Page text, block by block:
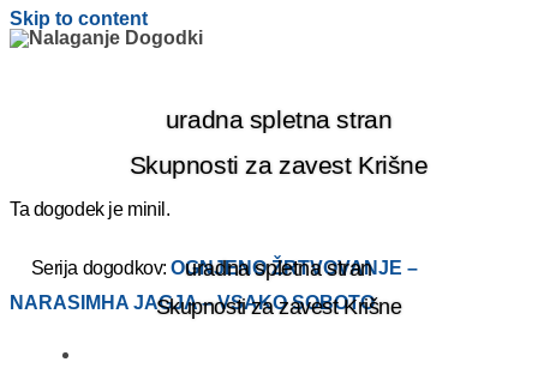
Skip to content
uradna spletna stran
Skupnosti za zavest Krišne
uradna spletna stran
Skupnosti za zavest Krišne
Ta dogodek je minil.
Serija dogodkov:OGNJENO ŽRTVOVANJE –
NARASIMHA JAGJA – VSAKO SOBOTO